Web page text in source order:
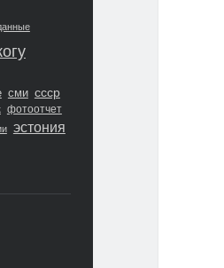
сми ссср
фотоотчет
эстония